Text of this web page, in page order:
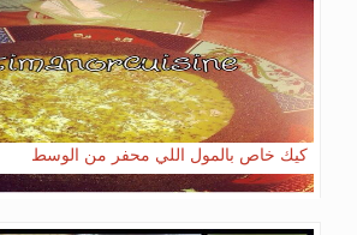
كيك خاص بالمول اللي محفر من الوسط